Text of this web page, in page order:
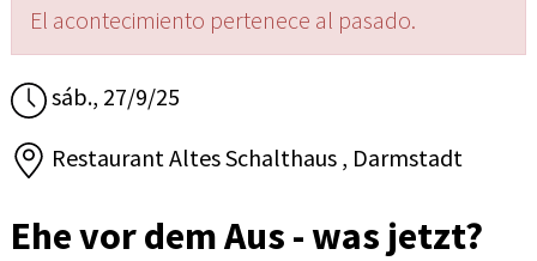
El acontecimiento pertenece al pasado.
sáb., 27/9/25
Restaurant Altes Schalthaus , Darmstadt
Ehe vor dem Aus - was jetzt?